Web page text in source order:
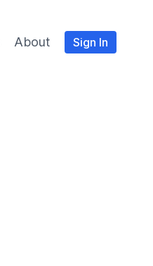
About Sign In